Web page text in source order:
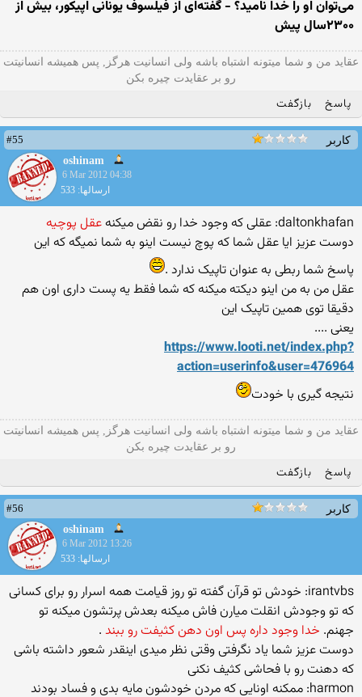
می‌توان او را خدا نامید؟ - گفته‌ای از فیلسوف یونانی اپیکور، بیش از
۲۳۰۰سال پیش
عقاید من و شما میتونه اشتباه باشه ولی انسانیت هرگز, پس همیشه انسانیتت
رو بر عقایدت چیره بکن
پاسخ بازگفت
کاربر
#55
oshinam
6 Mar 2012 04:38
ارسالها: 533
daltonkhafan: عقلی که وجود خدا رو نقض میکنه
عقل پوچیه
دوست عزیز ایا عقل شما که پوچ نیست اینو به شما نمیگه که این
پاسخ شما ربطی به عنوان تاپیک ندارد .
عقل من به من اینو دیکته میکنه که شما فقط یه پست داری اون هم
دقیقا توی همین تاپیک این
یعنی ....
https://www.looti.net/index.php?
action=userinfo&user=476964
نتیجه گیری با خودت
عقاید من و شما میتونه اشتباه باشه ولی انسانیت هرگز, پس همیشه انسانیتت
رو بر عقایدت چیره بکن
پاسخ بازگفت
کاربر
#56
oshinam
6 Mar 2012 13:26
ارسالها: 533
irantvbs: خودش تو قرآن گفته تو روز قیامت همه اسرار رو برای کسانی
که تو وجودش انقلت میارن فاش میکنه بعدش پرتشون میکنه تو
جهنم. خدا وجود داره پس اون دهن کثیفت رو ببند .
دوست عزیز شما یاد نگرفتی وقتی نظر میدی اینقدر شعور داشته باشی
که دهنت رو با فحاشی کثیف نکنی
harmon: ممکنه اونایی که مردن خودشون مایه بدی و فساد بودند